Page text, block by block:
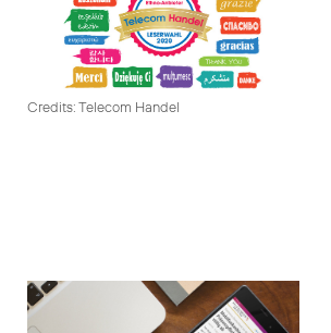
Credits: Telecom Handel